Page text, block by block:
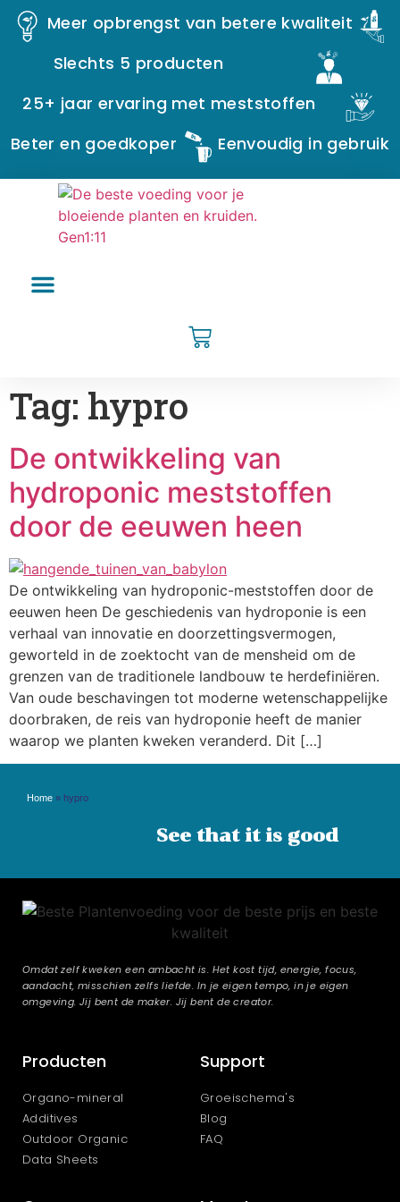
Meer opbrengst van betere kwaliteit
Slechts 5 producten
25+ jaar ervaring met meststoffen
Beter en goedkoper
Eenvoudig in gebruik
Tag: hypro
De ontwikkeling van
hydroponic meststoffen
door de eeuwen heen
De ontwikkeling van hydroponic-meststoffen door de
eeuwen heen De geschiedenis van hydroponie is een
verhaal van innovatie en doorzettingsvermogen,
geworteld in de zoektocht van de mensheid om de
grenzen van de traditionele landbouw te herdefiniëren.
Van oude beschavingen tot moderne wetenschappelijke
doorbraken, de reis van hydroponie heeft de manier
waarop we planten kweken veranderd. Dit […]
Home » hypro
See that it is good
Omdat zelf kweken een ambacht is. Het kost tijd, energie, focus,
aandacht, misschien zelfs liefde. In je eigen tempo, in je eigen
omgeving. Jij bent de maker. Jij bent de creator.
Producten
Organo-mineral
Additives
Outdoor Organic
Data Sheets
Support
Groeischema's
Blog
FAQ